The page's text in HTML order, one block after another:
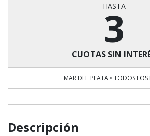
HASTA
3
CUOTAS SIN
MAR DEL PLATA • TODOS LOS
Descripción